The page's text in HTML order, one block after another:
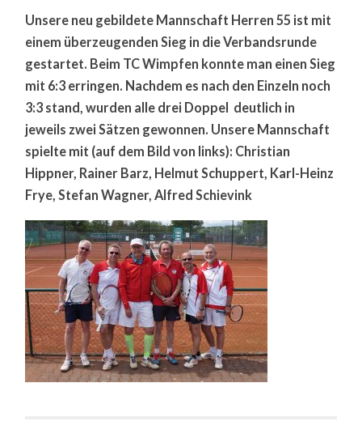
DER
HERREN55-
MANNSCHAFT
Unsere neu gebildete Mannschaft Herren 55 ist mit
einem überzeugenden Sieg in die Verbandsrunde
gestartet. Beim TC Wimpfen konnte man einen Sieg
mit 6:3 erringen. Nachdem es nach den Einzeln noch
3:3 stand, wurden alle drei Doppel deutlich in
jeweils zwei Sätzen gewonnen. Unsere Mannschaft
spielte mit (auf dem Bild von links): Christian
Hippner, Rainer Barz, Helmut Schuppert, Karl-Heinz
Frye, Stefan Wagner, Alfred Schievink